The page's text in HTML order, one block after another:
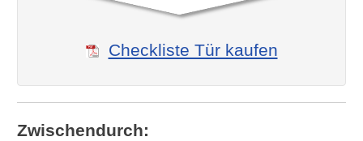
Checkliste Tür kaufen
Zwischendurch: